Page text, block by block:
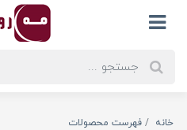
خانه
فهرست محصولات